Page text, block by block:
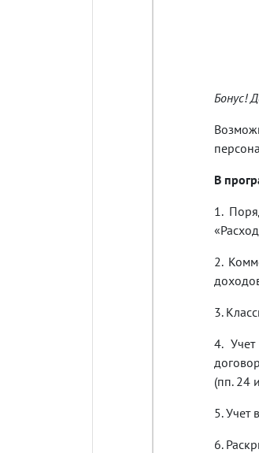
Бонус!
В
1.
2.
3.
4.
(пп. 24
5. Учет
6.